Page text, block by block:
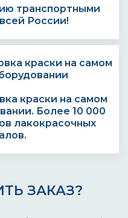
транспортными
России!
краски на самом
Более 10 000
лакокрасочных
ЗАКАЗ?